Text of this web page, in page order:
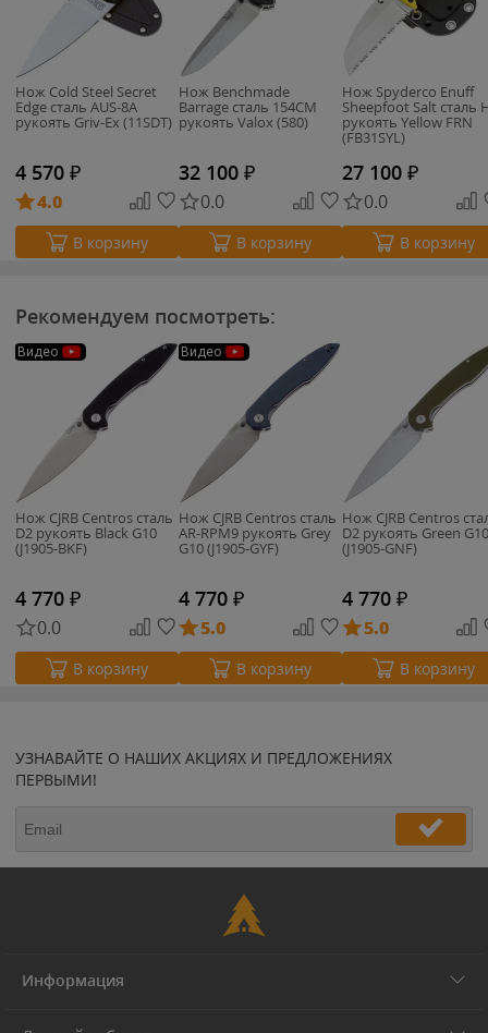
Нож Cold Steel Secret
Edge сталь AUS-8A
рукоять Griv-Ex (11SDT)
4 570 ₽
4.0
В корзину
Нож Benchmade
Barrage сталь 154CM
рукоять Valox (580)
32 100 ₽
0.0
В корзину
Нож Spyderco Enuff
Sheepfoot Salt сталь
рукоять Yellow FRN
(FB31SYL)
27 100 ₽
0.0
В корзину
Рекомендуем посмотреть:
Видео
Нож CJRB Centros сталь
D2 рукоять Black G10
(J1905-BKF)
4 770 ₽
0.0
В корзину
Видео
Нож CJRB Centros сталь
AR-RPM9 рукоять Grey
G10 (J1905-GYF)
4 770 ₽
5.0
В корзину
Нож CJRB Centros
D2 рукоять Green G10
(J1905-GNF)
4 770 ₽
5.0
В корзину
УЗНАВАЙТЕ О НАШИХ АКЦИЯХ И ПРЕДЛОЖЕНИЯХ
ПЕРВЫМИ!
Информация